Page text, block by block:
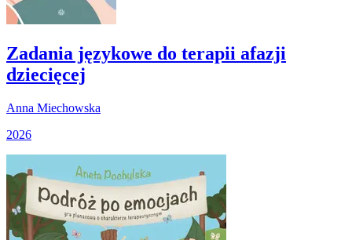
Zadania językowe do terapii afazji
dziecięcej
Anna Miechowska
2026